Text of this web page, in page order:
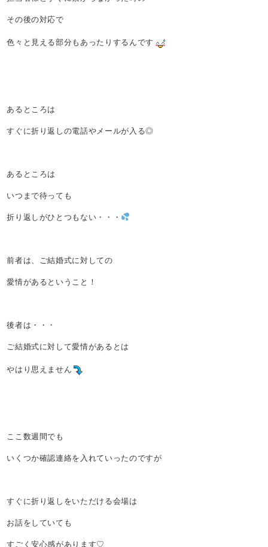
その後の対応で
色々と見える部分もあったりするんです
あるところは
すぐに折り返しの電話やメールが入る◎
あるところは
いつまで待っても
折り返しがひとつもない・・・
前者は、ご結婚式に対しての
愛情があるということ！
後者は・・・
ご結婚式に対して愛情があるとは
やはり思えません
ここ数週間でも
いくつか確認連絡を入れていったのですが
すぐに折り返しをいただける会場は
お話をしていても
すごく安心感があります♡